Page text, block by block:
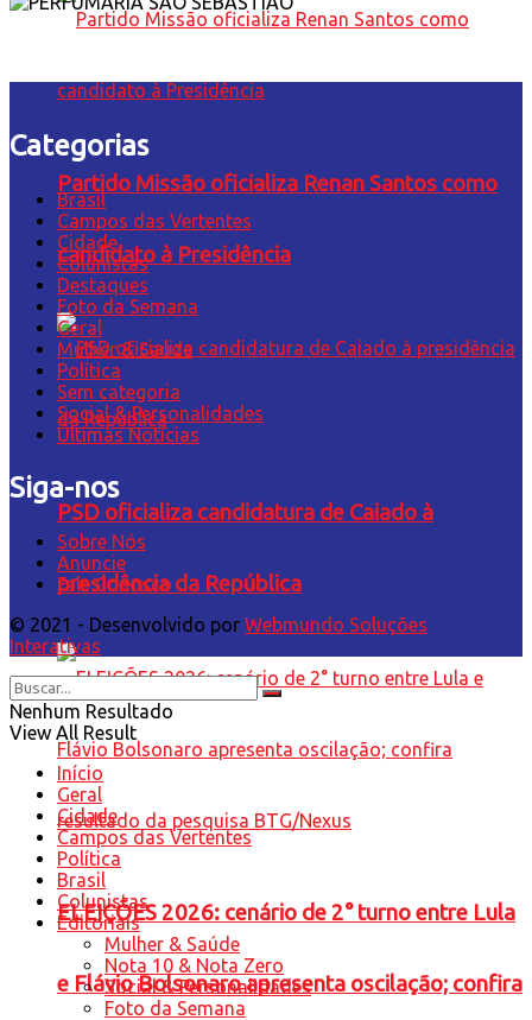
Partido Missão oficializa Renan Santos como
candidato à Presidência
PSD oficializa candidatura de Caiado à
presidência da República
ELEIÇÕES 2026: cenário de 2° turno entre Lula
e Flávio Bolsonaro apresenta oscilação; confira
Categorias
Brasil
Campos das Vertentes
Cidade
Colunistas
Destaques
Foto da Semana
Geral
Mulher & Saúde
Política
Sem categoria
Social & Personalidades
Últimas Notícias
Siga-nos
Sobre Nós
Anuncie
Fale Conosco
© 2021 - Desenvolvido por Webmundo Soluções
Interativas
Nenhum Resultado
View All Result
Início
Geral
Cidade
Campos das Vertentes
Política
Brasil
Colunistas
Editoriais
Mulher & Saúde
Nota 10 & Nota Zero
Social & Personalidades
Foto da Semana